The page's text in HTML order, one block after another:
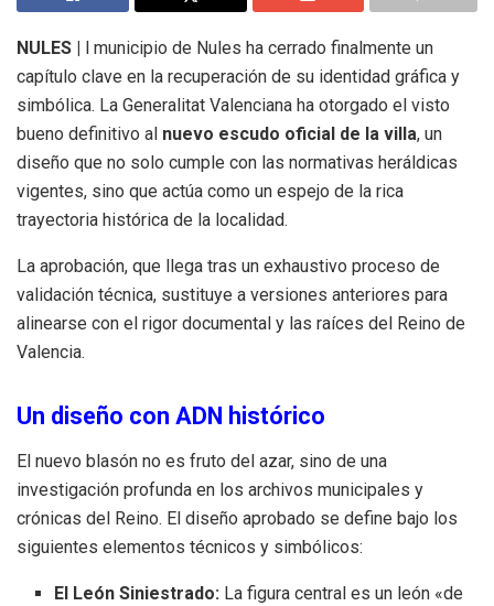
NULES |
l municipio de Nules ha cerrado finalmente un
capítulo clave en la recuperación de su identidad gráfica y
simbólica. La Generalitat Valenciana ha otorgado el visto
bueno definitivo al nuevo escudo oficial de la villa, un
diseño que no solo cumple con las normativas heráldicas
vigentes, sino que actúa como un espejo de la rica
trayectoria histórica de la localidad.
La aprobación, que llega tras un exhaustivo proceso de
validación técnica, sustituye a versiones anteriores para
alinearse con el rigor documental y las raíces del Reino de
Valencia.
Un diseño con ADN histórico
El nuevo blasón no es fruto del azar, sino de una
investigación profunda en los archivos municipales y
crónicas del Reino. El diseño aprobado se define bajo los
siguientes elementos técnicos y simbólicos:
El León Siniestrado: La figura central es un león «de